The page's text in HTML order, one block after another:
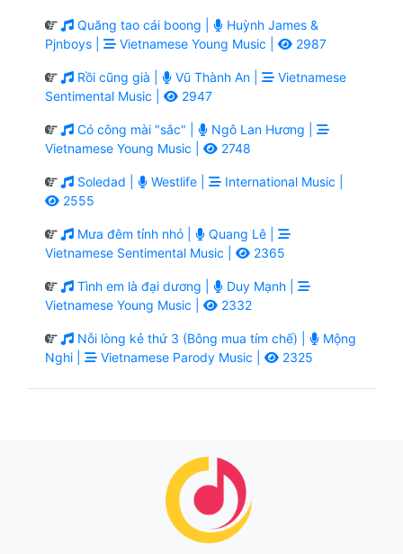
Quăng tao cái boong |
Huỳnh James &
Pjnboys |
Vietnamese Young Music | 2987
Rồi cũng già | Vũ Thành An |
Vietnamese
Sentimental Music |
2947
Có công mài "sắc" |
Ngô Lan Hương |
Vietnamese Young Music |
2748
Soledad | Westlife |
International Music |
2555
Mưa đêm tỉnh nhỏ |
Quang Lê |
Vietnamese Sentimental Music |
2365
Tình em là đại dương |
Duy Mạnh |
Vietnamese Young Music |
2332
Nỗi lòng kẻ thứ 3 (Bông mua tím chế) |
Mộng
Nghi |
Vietnamese Parody Music | 2325